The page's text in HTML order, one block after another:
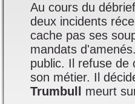
Au cours du
deux incidents
cache pas ses
mandats d'amenés.
public. Il refuse de
son métier. Il
Trumbull
meurt